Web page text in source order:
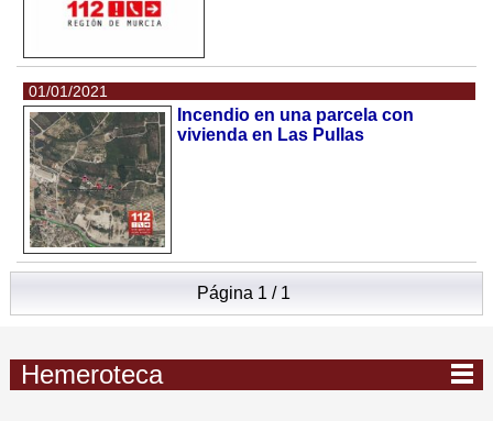
01/01/2021
Incendio en una parcela con
vivienda en Las Pullas
Página 1 / 1
Hemeroteca